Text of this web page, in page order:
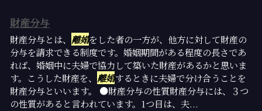
財産分与
財産分与とは、 離婚をした者の一方が、他方に対して財産の
分与を請求できる制度です。婚姻期間がある程度の長さであ
れば、婚姻中に夫婦で協力して築いた財産があるかと思いま
す。こうした財産を、 離婚するときに夫婦で分け合うことを
財産分与といいます。 ●財産分与の性質財産分与には、３つ
の性質があると言われています。1つ目は、夫...